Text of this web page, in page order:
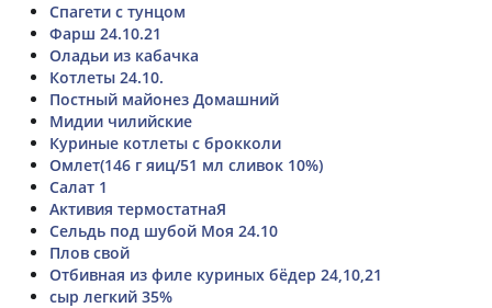
Спагети с тунцом
Фарш 24.10.21
Оладьи из кабачка
Котлеты 24.10.
Постный майонез Домашний
Мидии чилийские
Куриные котлеты с брокколи
Омлет(146 г яиц/51 мл сливок 10%)
Салат 1
Активия термостатнаЯ
Сельдь под шубой Моя 24.10
Плов свой
Отбивная из филе куриных бёдер 24,10,21
сыр легкий 35%